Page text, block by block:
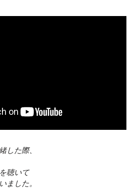
した際、
聴いて
ました。